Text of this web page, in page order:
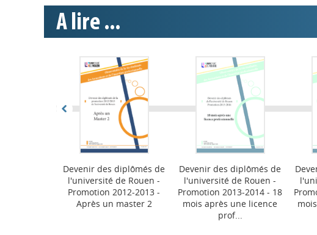
formations
Le conseil
juin 2026 fixant des
pour les chômeurs. Il
démontrée" et des
FORMATION// 09/07/2026
L’Université Le
une convention
L’Université Le Havre
de partenariat
A lire ...
Devenir des diplômés de
l'université de Rouen -
Promotion 2012-2013 -
Après un master 2
Devenir des diplômés de
l'université de Rouen -
Promotion 2013-2014 - 18
mois après une licence
prof...